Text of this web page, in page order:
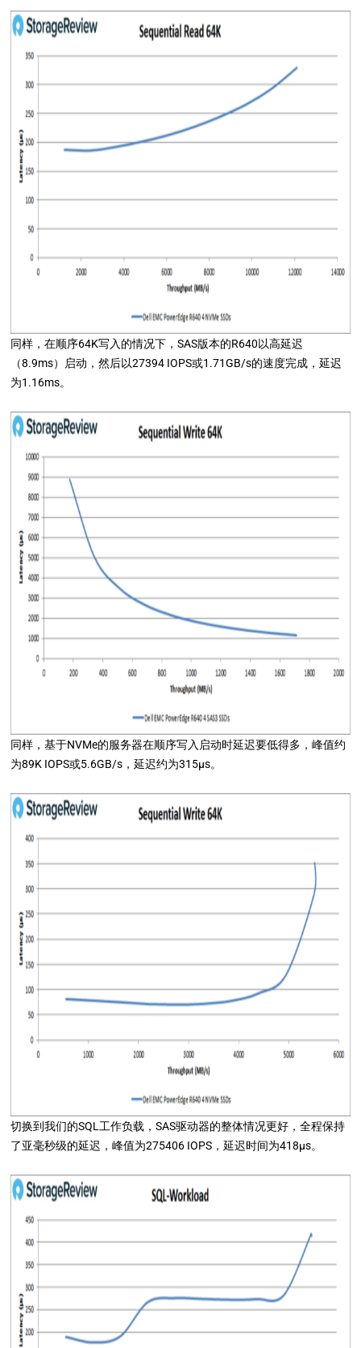
同样，在顺序64K写入的情况下，SAS版本的R640以高延迟
（8.9ms）启动，然后以27394 IOPS或1.71GB/s的速度完成，延迟
为1.16ms。
同样，基于NVMe的服务器在顺序写入启动时延迟要低得多，峰值约
为89K IOPS或5.6GB/s，延迟约为315μs。
切换到我们的SQL工作负载，SAS驱动器的整体情况更好，全程保持
了亚毫秒级的延迟，峰值为275406 IOPS，延迟时间为418μs。